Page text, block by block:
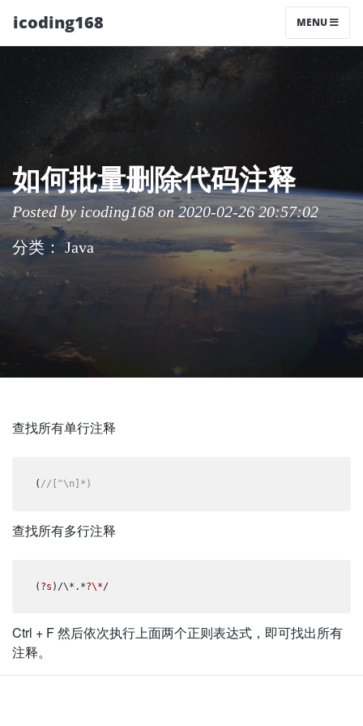
icoding168 MENU
如何批量删除代码注释
Posted by icoding168 on 2020-02-26 20:57:02
分类： Java
查找所有单行注释
( //[^\n]*)
查找所有多行注释
( ?s )/\*.*?\*/
Ctrl + F然后依次执行上面两个正则表达式，即可找出所有
注释。